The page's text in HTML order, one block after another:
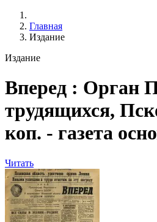
Главная
Издание
Издание
Вперед : Орган
трудящихся,
коп. - газета
Читать